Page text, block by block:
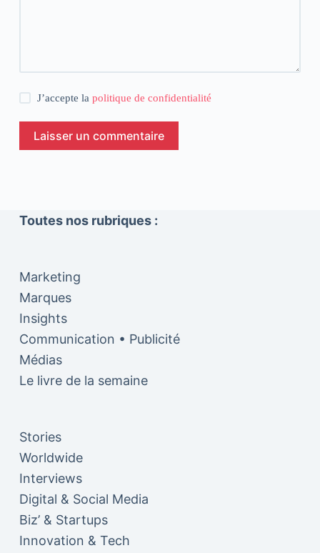
J’accepte lapolitique de confidentialité
Laisser un commentaire
Toutes nos rubriques :
Marketing
Marques
Insights
Communication • Publicité
Médias
Le livre de la semaine
Stories
Worldwide
Interviews
Digital & Social Media
Biz’ & Startups
Innovation & Tech